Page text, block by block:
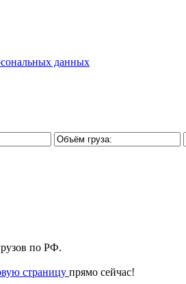
данных
по РФ.
страницу прямо сейчас!